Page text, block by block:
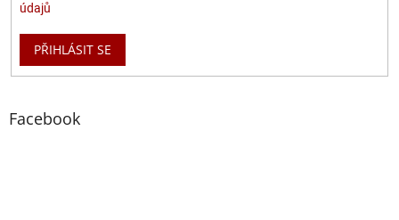
údajů
PŘIHLÁSIT SE
Facebook